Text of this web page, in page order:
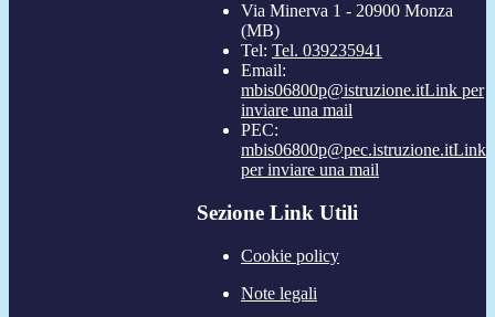
Via Minerva 1 - 20900 Monza
(MB)
Tel: Tel. 039235941
Email:
mbis06800p@istruzione.itLink per
inviare una mail
PEC:
mbis06800p@pec.istruzione.itLink
per inviare una mail
Sezione Link Utili
Cookie policy
Note legali